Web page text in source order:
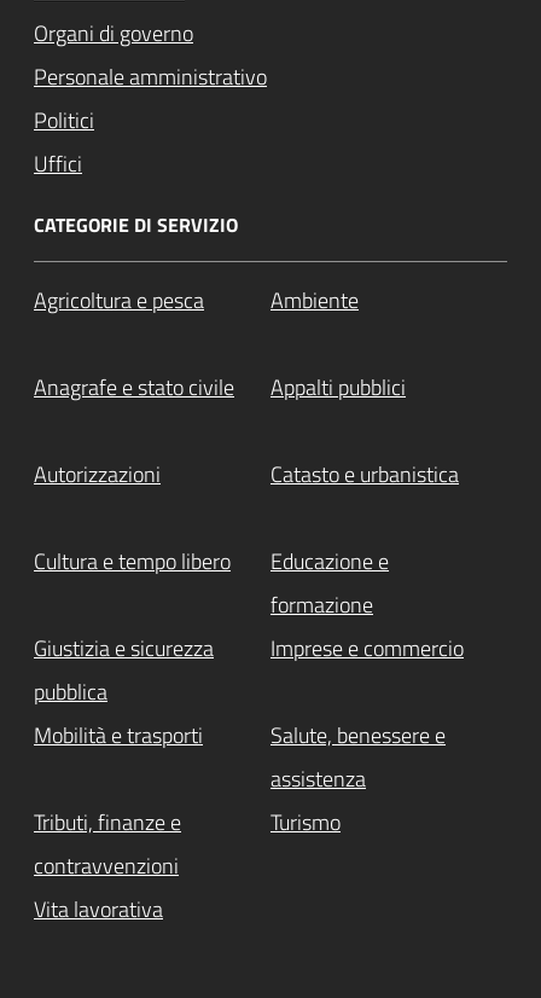
Organi di governo
Personale amministrativo
Politici
Uffici
CATEGORIE DI SERVIZIO
Agricoltura e pesca Ambiente
Anagrafe e stato civile Appalti pubblici
Autorizzazioni Catasto e urbanistica
Cultura e tempo libero
Educazione e
formazione
Giustizia e sicurezza
pubblica
Imprese e commercio
Mobilità e trasporti
Salute, benessere e
assistenza
Tributi, finanze e
contravvenzioni
Turismo
Vita lavorativa